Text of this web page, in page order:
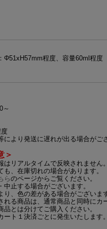
程度、容量60ml程度
～
より発送に遅れが出る場合がご
＞
はリアルタイムで反映されません
、在庫切れの場合があります。
らのページからご覧ください。
中止する場合がございます。
り、色の差がある場合がございま
れる商品は、通常商品と同時にカ
品とは分けてご購入ください。
ト１決済ごとに発生いたします